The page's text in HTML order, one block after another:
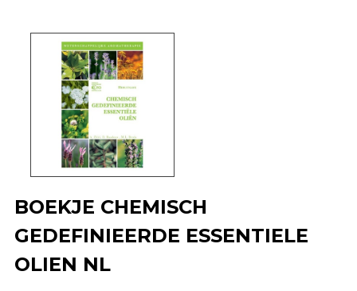
BOEKJE CHEMISCH
GEDEFINIEERDE ESSENTIELE
OLIEN NL